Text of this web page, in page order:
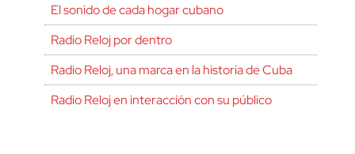
El sonido de cada hogar cubano
Radio Reloj por dentro
Radio Reloj, una marca en la historia de Cuba
Radio Reloj en interacción con su público